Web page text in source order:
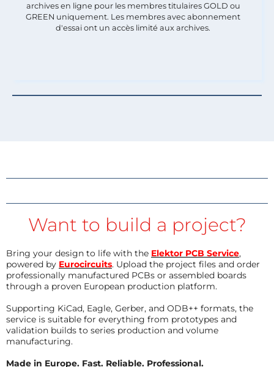
archives en ligne pour les membres titulaires GOLD ou
GREEN uniquement. Les membres avec abonnement
d'essai ont un accès limité aux archives.
Want to build a project?
Bring your design to life with the Elektor PCB Service,
powered by Eurocircuits. Upload the project files and order
professionally manufactured PCBs or assembled boards
through a proven European production platform.
Supporting KiCad, Eagle, Gerber, and ODB++ formats, the
service is suitable for everything from prototypes and
validation builds to series production and volume
manufacturing.
Made in Europe. Fast. Reliable. Professional.